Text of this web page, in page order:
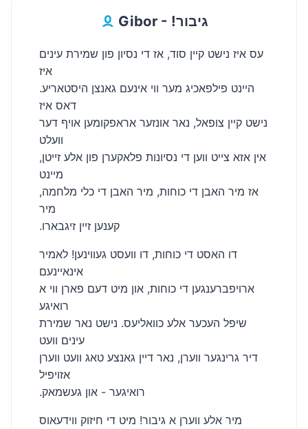
Gibor - !גיבור
עס איז נישט קיין סוד, אז די נסיון פון שמירת עינים
איז
היינט פילפאכיג מער ווי אינעם גאנצן היסטאריע.
דאס איז
נישט קיין צופאל, נאר אונזער אראפקומען אויף דער
וועלט
אין אזא צייט ווען די נסיונות פלאקערן פון אלע זייטן,
מיינט
אז מיר האבן די כוחות, מיר האבן די כלי מלחמה,
מיר
.קענען זיין זיגבארו
דו האסט די כוחות, דו וועסט געווינען! לאמיר
אינאיינעם
ארויפברענגען די כוחות, און מיט דעם פארן ווי א
רואיגע
שיפל העכער אלע כוואליעס. נישט נאר שמירת
עינים וועט
דיר גרינגער ווערן, נאר דיין גאנצע טאג וועט ווערן
אזויפיל
.רואיגער - און געשמאק
מיר אלע ווערן א גיבור! מיט די חיזוק ווידעאוס